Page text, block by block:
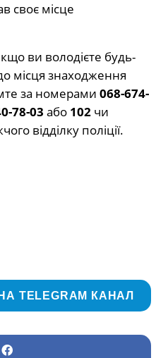
своє місце
ви володієте будь-
місця знаходження
за номерами 068-674-
78-03 або 102 чи
відділку поліції.
TELEGRAM КАНАЛ